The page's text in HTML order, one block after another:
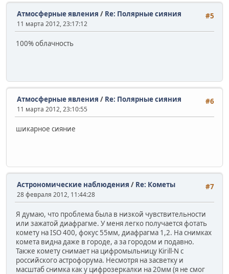
#5
Атмосферные явления / Re: Полярные сияния
11 марта 2012, 23:17:12
100% облачность
#6
Атмосферные явления / Re: Полярные сияния
11 марта 2012, 23:10:55
шикарное сияние
#7
Астрономические наблюдения / Re: Кометы
28 февраля 2012, 11:44:28
Я думаю, что проблема была в низкой чувствительности
или зажатой диафрагме. У меня легко получается фотать
комету на ISO 400, фокус 55мм, диафрагма 1,2. На снимках
комета видна даже в городе, а за городом и подавно.
Также комету снимает на цифромыльницу Kirill-N с
российского астрофорума. Несмотря на засветку и
масштаб снимка как у цифрозеркалки на 20мм (я не смог